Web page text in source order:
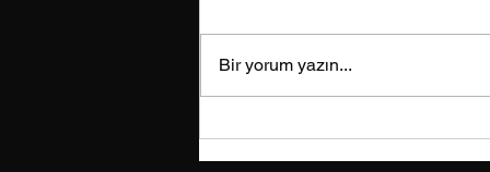
Bir yorum yazın...